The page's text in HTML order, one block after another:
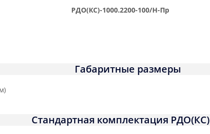
РДО(КС)-1000.2200-100/Н-Пр
Габаритные размеры
Стандартная комплектация РДО(КС)